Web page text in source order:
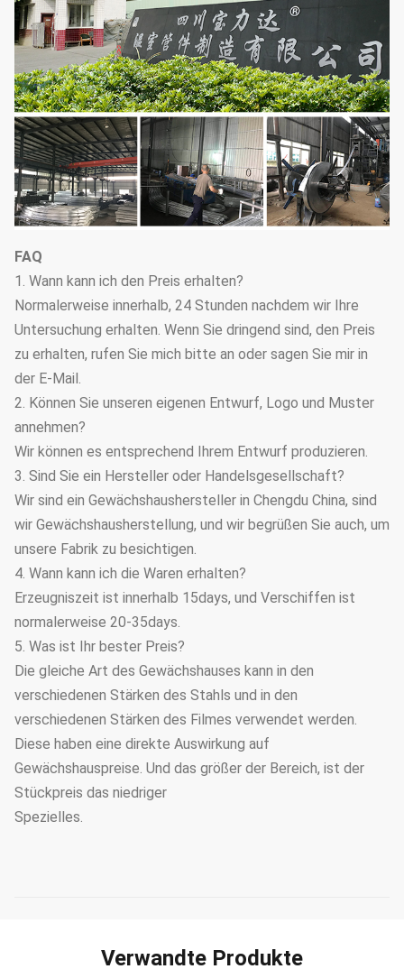
FAQ
1. Wann kann ich den Preis erhalten?
Normalerweise innerhalb, 24 Stunden nachdem wir Ihre
Untersuchung erhalten. Wenn Sie dringend sind, den Preis
zu erhalten, rufen Sie mich bitte an oder sagen Sie mir in
der E-Mail.
2. Können Sie unseren eigenen Entwurf, Logo und Muster
annehmen?
Wir können es entsprechend Ihrem Entwurf produzieren.
3. Sind Sie ein Hersteller oder Handelsgesellschaft?
Wir sind ein Gewächshaushersteller in Chengdu China, sind
wir Gewächshausherstellung, und wir begrüßen Sie auch, um
unsere Fabrik zu besichtigen.
4. Wann kann ich die Waren erhalten?
Erzeugniszeit ist innerhalb 15days, und Verschiffen ist
normalerweise 20-35days.
5. Was ist Ihr bester Preis?
Die gleiche Art des Gewächshauses kann in den
verschiedenen Stärken des Stahls und in den
verschiedenen Stärken des Filmes verwendet werden.
Diese haben eine direkte Auswirkung auf
Gewächshauspreise. Und das größer der Bereich, ist der
Stückpreis das niedriger
Spezielles.
Verwandte Produkte